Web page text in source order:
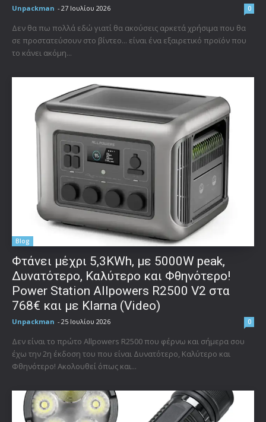
Unpackman - 27 Ιουλίου 2026 0
Δεν θα πω πολλά εδώ γιατί θα ακούσεις αρκετά χρήσιμα που θα
σε προστατεύσουν στο βίντεο... είναι ένα εξαιρετικό προϊόν που
το κάνει ακόμη...
Blog
Φτάνει μέχρι 5,3KWh, με 5000W peak,
Δυνατότερο, Καλύτερο και Φθηνότερο!
Power Station Allpowers R2500 V2 στα
768€ και με Klarna (Video)
Unpackman - 25 Ιουλίου 2026 0
Δεν είναι το πρώτο Allpowers R2500 που φέρνω και σήμερα σου
έχω την 2η έκδοση του που είναι Δυνατότερο, Καλύτερο και
Φθηνότερο! Ακολουθεί όπως και...